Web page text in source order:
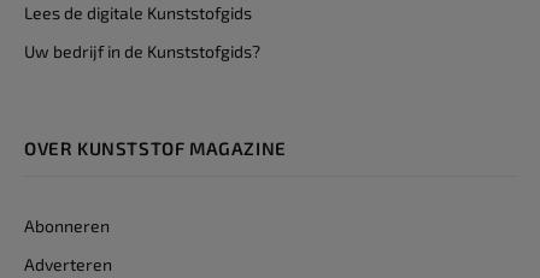
Lees de digitale Kunststofgids
Uw bedrijf in de Kunststofgids?
OVER KUNSTSTOF MAGAZINE
Abonneren
Adverteren